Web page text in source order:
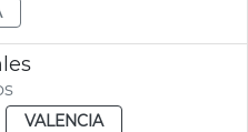
VALENCIA